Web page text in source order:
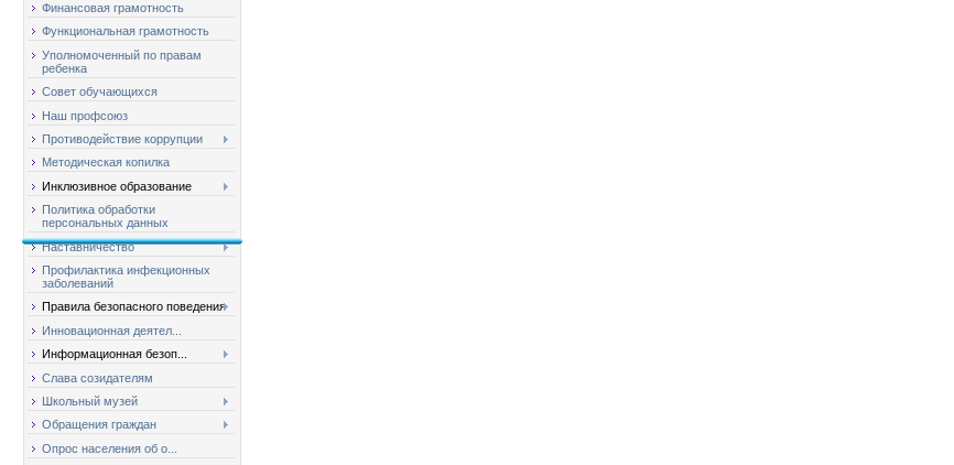
Финансовая грамотность
Функциональная грамотность
Уполномоченный по правам
ребенка
Совет обучающихся
Наш профсоюз
Противодействие коррупции
Методическая копилка
Инклюзивное образование
Политика обработки
персональных данных
Наставничество
Профилактика инфекционных
заболеваний
Правила безопасного поведения
Инновационная деятел...
Информационная безоп...
Слава созидателям
Школьный музей
Обращения граждан
Опрос населения об о...